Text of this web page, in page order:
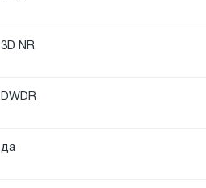
3D NR
DWDR
да